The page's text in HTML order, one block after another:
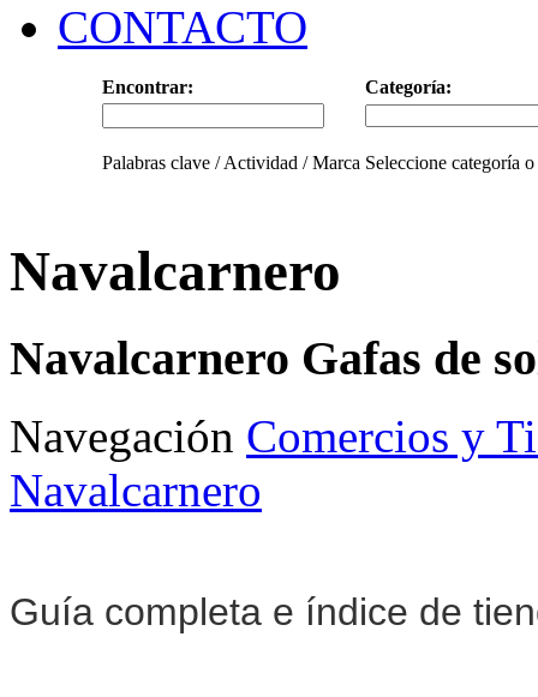
CONTACTO
Encontrar: Categoría:
Palabras clave / Actividad / Marca Seleccione categoría
Navalcarnero
Navalcarnero Gafas de
Navegación Comercios y
Navalcarnero
Guía completa e índice de